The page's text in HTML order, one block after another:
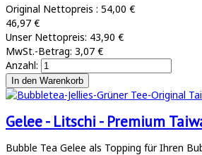
Original Nettopreis : 54,00 €
46,97 €
Unser Nettopreis: 43,90 €
MwSt.-Betrag: 3,07 €
Anzahl:
Gelee - Litschi - Premium
Bubble Tea Gelee als Topping für Ihren